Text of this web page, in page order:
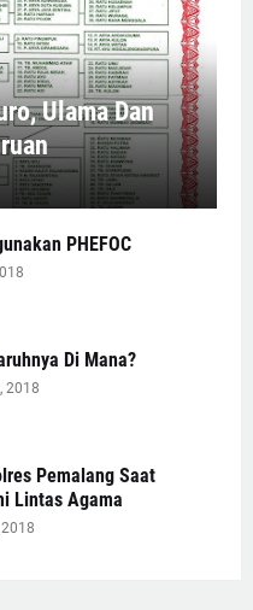
Ulama Dan
PHEFOC
Di Mana?
2018
Pemalang Saat
Lintas Agama